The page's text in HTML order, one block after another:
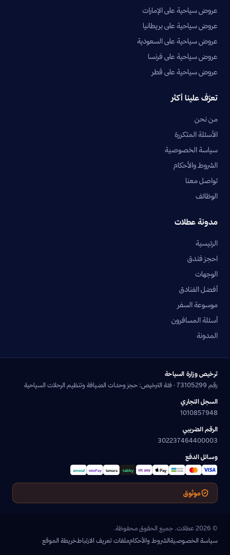
عروض سياحية على الإمارات
عروض سياحية على بريطانيا
عروض سياحية على السعودية
عروض سياحية على فرنسا
عروض سياحية على قطر
تعرّف علينا أكثر
من نحن
الأسئلة المتكررة
سياسة الخصوصية
الشروط والأحكام
تواصل معنا
الوظائف
مدونة عطلات
الرئيسية
احجز فندق
الوجهات
أفضل الفنادق
موسوعة السفر
أسئلة المسافرون
المدونة
ترخيص وزارة السياحة
رقم 73105299 · فئة الترخيص: حجز وحدات الضيافة وتنظيم الرحلات السياحية
السجل التجاري
1010857948
الرقم الضريبي
302237464400003
وسائل الدفع
موثوق
© 2026 عطلات. جميع الحقوق محفوظة.
سياسة الخصوصيةالشروط والأحكامملفات تعريف الارتباطخريطة الموقع